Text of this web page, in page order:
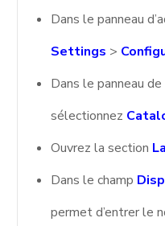
Dans le panneau
Settings >
Dans le panneau de
sélectionnez
Ouvrez la section
Dans le champ
permet d’entrer le